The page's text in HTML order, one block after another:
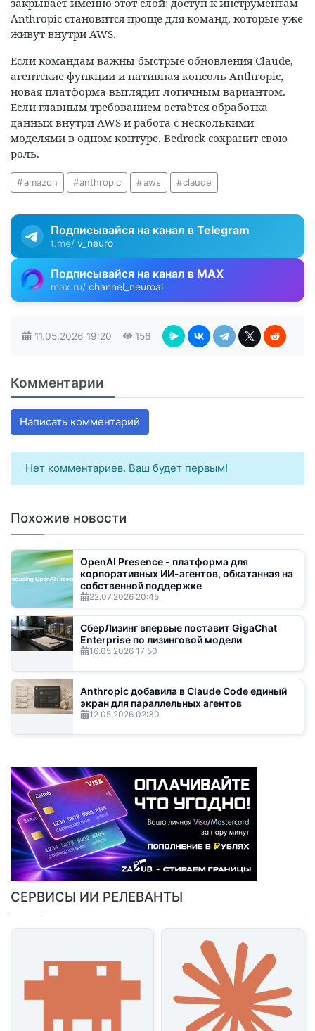
Anthropic становится проще для команд, которые уже
живут внутри AWS.
Если командам важны быстрые обновления Claude,
агентские функции и нативная консоль Anthropic,
новая платформа выглядит логичным вариантом.
Если главным требованием остаётся обработка
данных внутри AWS и работа с несколькими
моделями в одном контуре, Bedrock сохранит свою
роль.
amazon anthropic aws claude
Подписывайся на канал в Telegram
t.me/ v_neuro
Подписывайся на канал в MAX
max.ru/ channel_neuroai
11.05.2026 19:20 156
Комментарии
Написать комментарий
Нет комментариев. Ваш будет первым!
Похожие новости
OpenAI Presence - платформа для
корпоративных ИИ-агентов, обкатанная на
собственной поддержке
22.07.2026 20:45
СберЛизинг впервые поставит GigaChat
Enterprise по лизинговой модели
16.05.2026 17:50
Anthropic добавила в Claude Code единый
экран для параллельных агентов
12.05.2026 02:30
СЕРВИСЫ ИИ РЕЛЕВАНТЫ